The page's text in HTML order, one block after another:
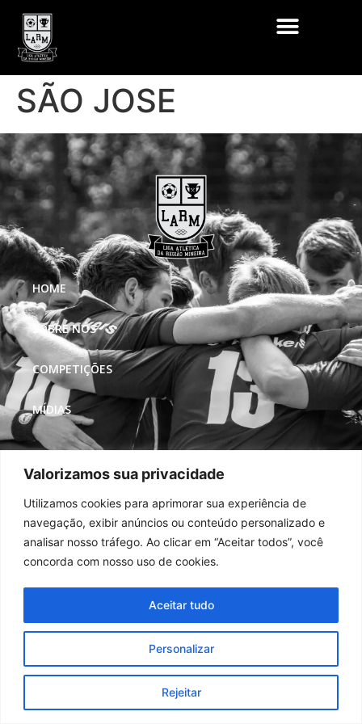
Valorizamos sua privacidade
Utilizamos cookies para aprimorar sua experiência de
navegação, exibir anúncios ou conteúdo personalizado e
analisar nosso tráfego. Ao clicar em “Aceitar todos”, você
concorda com nosso uso de cookies.
Personalizar
Rejeitar
Aceitar tudo
SÃO JOSE
HOME
SOBRE NÓS
COMPETIÇÕES
MÍDIAS